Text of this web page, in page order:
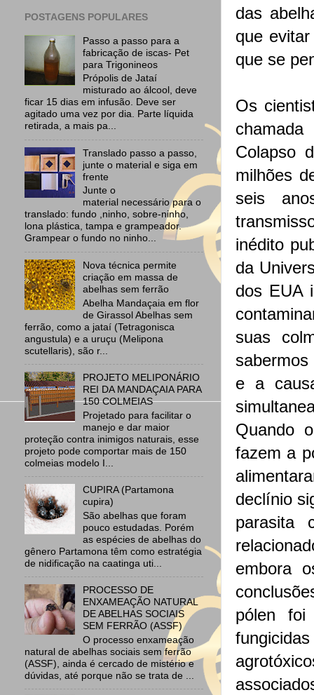
das
que
que se
Os
Colapso
milhões
seis
inédito
da
dos EUA
suas
e a
Quando
fazem a
declínio
parasita
embora
pólen foi
POSTAGENS POPULARES
Passo a passo para a
fabricação de iscas- Pet
para Trigonineos
Própolis de Jataí
misturado ao álcool, deve
ficar 15 dias em infusão. Deve ser
agitado uma vez por dia. Parte líquida
retirada, a mais pa...
Translado passo a passo,
junte o material e siga em
frente
Junte o
material necessário para o
translado: fundo ,ninho, sobre-ninho,
lona plástica, tampa e grampeador.
Grampear o fundo no ninho...
Nova técnica permite
criação em massa de
abelhas sem ferrão
Abelha Mandaçaia em flor
de Girassol Abelhas sem
ferrão, como a jataí (Tetragonisca
angustula) e a uruçu (Melipona
scutellaris), são r...
PROJETO MELIPONÁRIO
REI DA MANDAÇAIA PARA
150 COLMEIAS
Projetado para facilitar o
manejo e dar maior
proteção contra inimigos naturais, esse
projeto pode comportar mais de 150
colmeias modelo I...
CUPIRA (Partamona
cupira)
São abelhas que foram
pouco estudadas. Porém
as espécies de abelhas do
gênero Partamona têm como estratégia
de nidificação na caatinga uti...
PROCESSO DE
ENXAMEAÇÃO NATURAL
DE ABELHAS SOCIAIS
SEM FERRÃO (ASSF)
O processo enxameação
natural de abelhas sociais sem ferrão
(ASSF), ainda é cercado de mistério e
dúvidas, até porque não se trata de ...